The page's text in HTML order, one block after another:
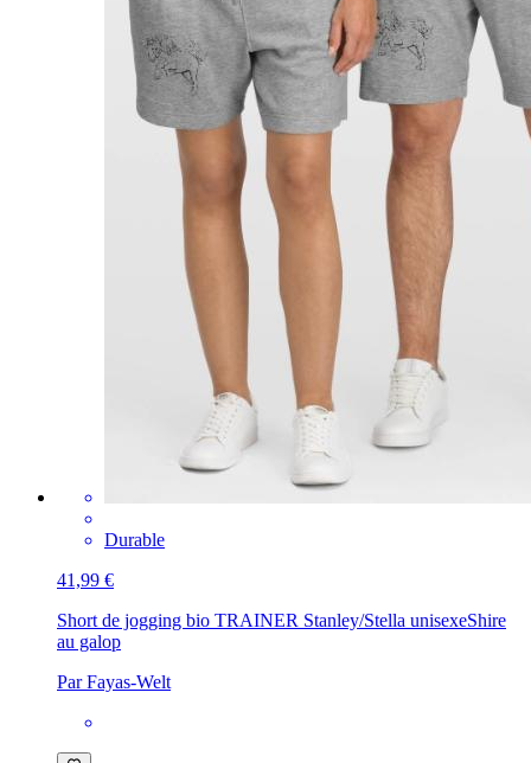
Durable
41,99 €
Short de jogging bio TRAINER Stanley/Stella unisexeShire
au galop
Par Fayas-Welt